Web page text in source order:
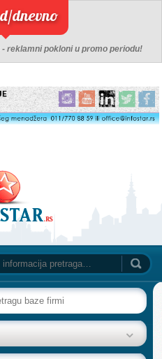
dnevno
reklamni pokloni u promo periodu!